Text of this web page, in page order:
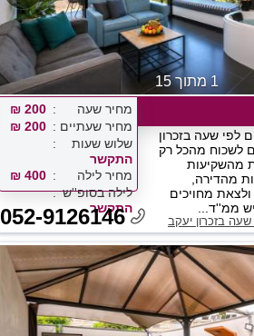
1 מתוך 15
לפי שעה בזכרון
לשכוח מהכל רק
מהשקיעות
מהדירה,
מחויכים
ממ''ד...
שעה בזכרון יעקב
מחיר שעה
200 ₪
מחיר שעתיים
200 ₪
שלוש שעות
התקשר
מחיר לילה
400 ₪
לילה בסופ''ש
התקשר
052-9126146